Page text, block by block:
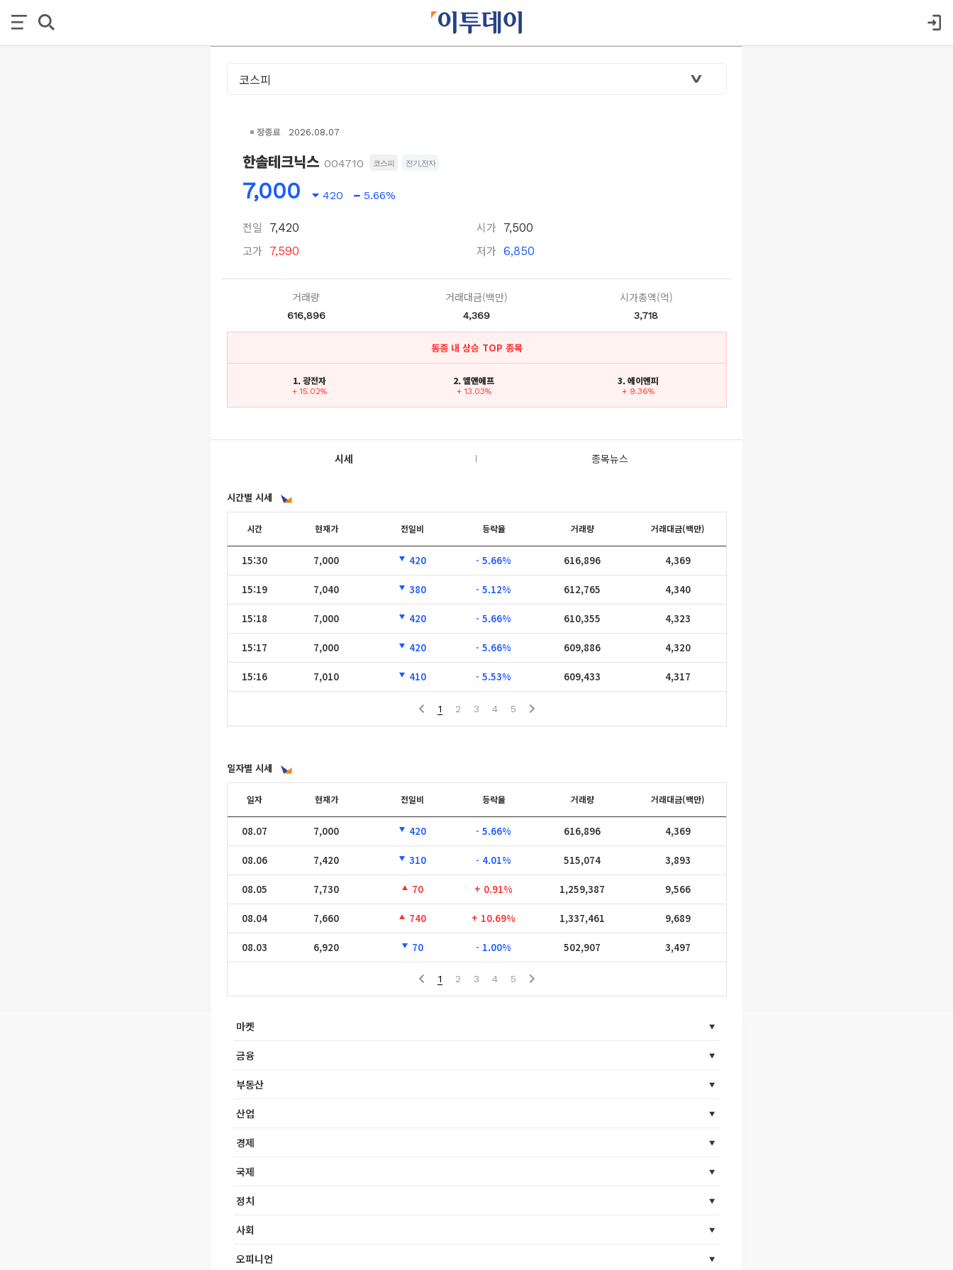
장종료 2026.08.07
한솔테크닉스 004710 코스피 전기,전자
7,000 420 5.66%
전일 7,420
고가 7,590
시가 7,500
저가 6,850
거래량
616,896
거래대금(백만)
4,369
시가총액(억)
3,718
동종 내 상승 TOP 종목
1. 광전자
+ 15.02%
2. 엘앤에프
+ 13.03%
3. 에이엔피
+ 9.36%
시세 종목뉴스
시간별 시세
시간 현재가 전일비 등락율 거래량 거래대금(백만)
15:30 7,000 420 - 5.66% 616,896 4,369
15:19 7,040 380 - 5.12% 612,765 4,340
15:18 7,000 420 - 5.66% 610,355 4,323
15:17 7,000 420 - 5.66% 609,886 4,320
15:16 7,010 410 - 5.53% 609,433 4,317
1 2 3 4 5
일자별 시세
일자 현재가 전일비 등락율 거래량 거래대금(백만)
08.07 7,000 420 - 5.66% 616,896 4,369
08.06 7,420 310 - 4.01% 515,074 3,893
08.05 7,730 70 + 0.91% 1,259,387 9,566
08.04 7,660 740 + 10.69% 1,337,461 9,689
08.03 6,920 70 - 1.00% 502,907 3,497
1 2 3 4 5
마켓
금융
부동산
산업
경제
국제
정치
사회
오피니언